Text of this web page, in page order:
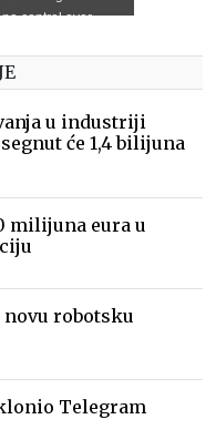
u industriji
će 1,4 bilijuna
milijuna eura u
novu robotsku
Telegram